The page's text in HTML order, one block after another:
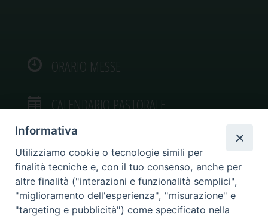
ORARIO MESSE
CALENDARIO PASTORALE
VIDEOGALLERY
Informativa
Utilizziamo cookie o tecnologie simili per
finalità tecniche e, con il tuo consenso, anche per
altre finalità ("interazioni e funzionalità semplici",
"miglioramento dell'esperienza", "misurazione" e
"targeting e pubblicità") come specificato nella